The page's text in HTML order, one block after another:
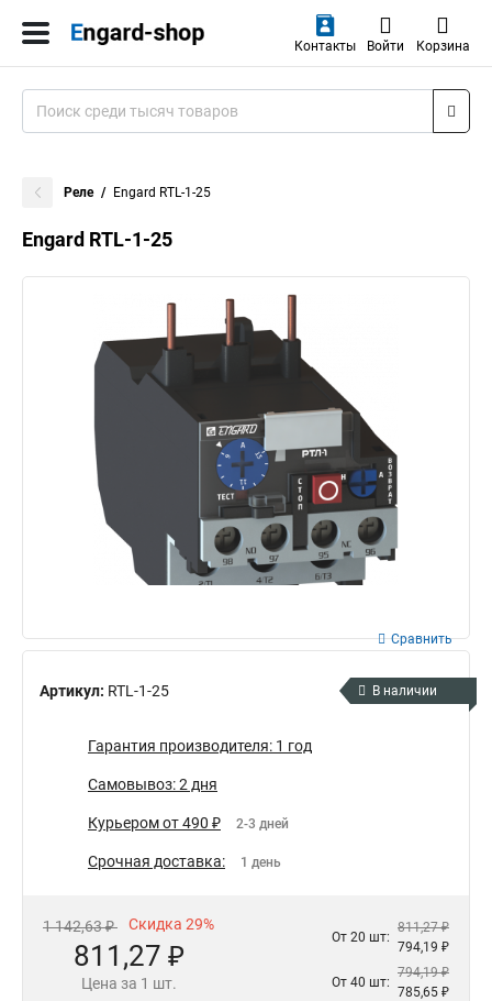
Контакты Войти Корзина
Реле Engard RTL-1-25
Engard RTL-1-25
Артикул: RTL-1-25
Сравнить
В наличии
Гарантия производителя: 1 год
Самовывоз: 2 дня
Курьером от 490 ₽ 2-3 дней
Срочная доставка: 1 день
1 142,63 ₽ Скидка 29%
811,27 ₽
Цена за 1 шт.
От 20 шт:
811,27 ₽
794,19 ₽
От 40 шт:
794,19 ₽
785,65 ₽